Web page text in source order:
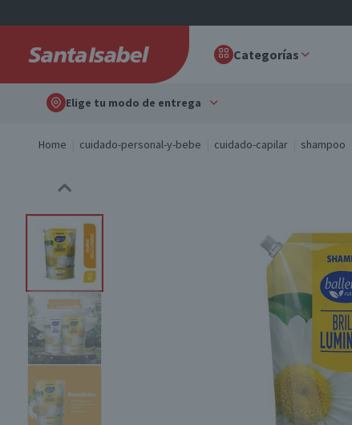
Categorías
Elige tu modo de entrega
Home cuidado-personal-y-bebe cuidado-capilar shampoo